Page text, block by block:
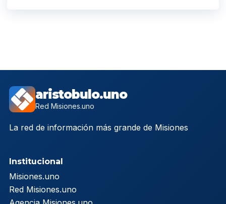
aristobulo.uno
Red Misiones.uno
La red de información más grande de Misiones
Institucional
Misiones.uno
Red Misiones.uno